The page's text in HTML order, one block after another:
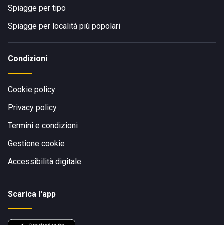
Spiagge per tipo
Spiagge per località più popolari
Condizioni
Cookie policy
Privacy policy
Termini e condizioni
Gestione cookie
Accessibilità digitale
Scarica l'app